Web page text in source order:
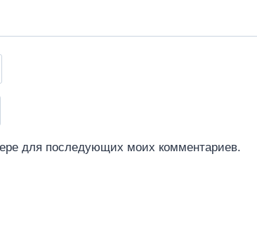
для последующих моих комментариев.